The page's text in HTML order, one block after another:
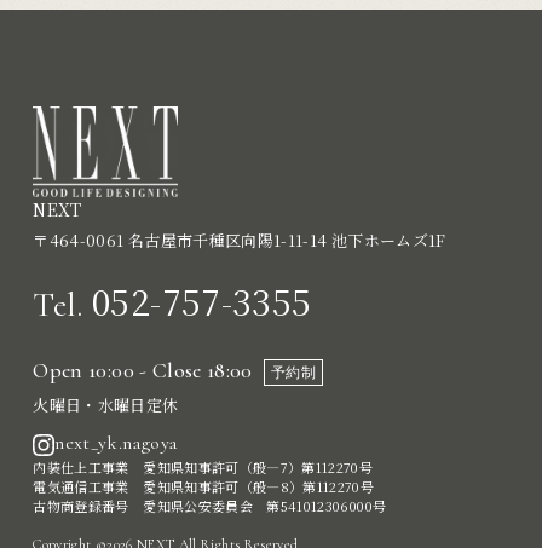
NEXT
〒464-0061 名古屋市千種区向陽1-11-14 池下ホームズ1F
Tel. 052-757-3355
Open 10:00 - Close 18:00 予約制
火曜日・水曜日定休
next_yk.nagoya
内装仕上工事業 愛知県知事許可（般―7）第112270号
電気通信工事業 愛知県知事許可（般―8）第112270号
古物商登録番号 愛知県公安委員会 第541012306000号
Copyright ©2026 NEXT All Rights Reserved.